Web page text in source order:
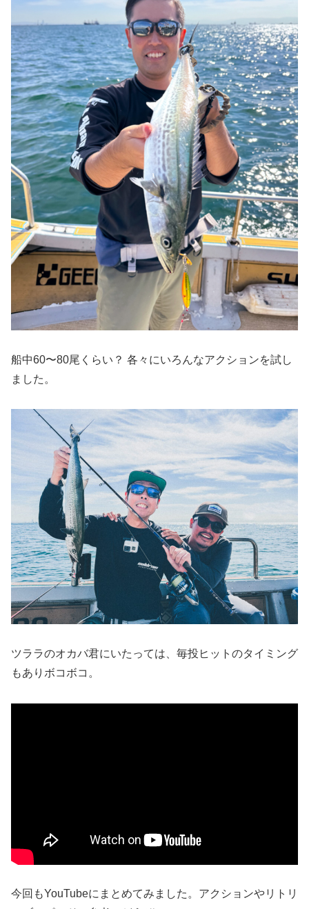
船中60〜80尾くらい？ 各々にいろんなアクションを試し
ました。
ツララのオカバ君にいたっては、毎投ヒットのタイミング
もありボコボコ。
今回もYouTubeにまとめてみました。アクションやリトリ